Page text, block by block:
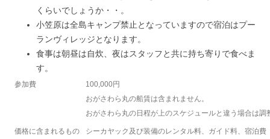
くらいでしょうか・・。
小笠原は全島キャンプ禁止となっていますので宿泊はプー
ランヴィレッジとなります。
食事は朝昼は自炊、夜はスタッフと共に持ち寄りで食べま
す。
参加費
100,000円
おがさわら丸の船賃は含まれません。
おがさわら丸の日程が上のスケジュールと違う場合は調
価格に含まれるもの シーカヤック及び装備のレンタル料、ガイド料、宿泊費